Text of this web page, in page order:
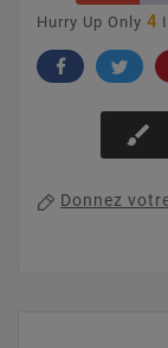
Hurry Up Only 4
brush
Donnez